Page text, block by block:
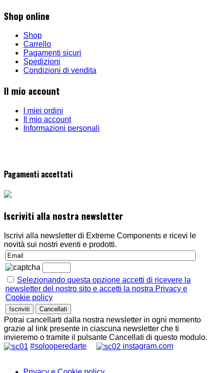
Shop online
Shop
Carrello
Pagamenti sicuri
Spedizioni
Condizioni di vendita
Il mio account
I miei ordini
Il mio account
Informazioni personali
Pagamenti accettati
Iscriviti alla nostra newsletter
Iscrivi alla newsletter di Extreme Components e ricevi le
novità sui nostri eventi e prodotti.
Selezionando questa opzione accetti di ricevere la
newsletter del nostro sito e accetti la nostra Privacy e
Cookie policy
Potrai cancellarti dalla nostra newsletter in ogni momento
grazie al link presente in ciascuna newsletter che ti
invieremo o tramite il pulsante Cancellati di questo modulo.
#solooperedarte
instagram.com